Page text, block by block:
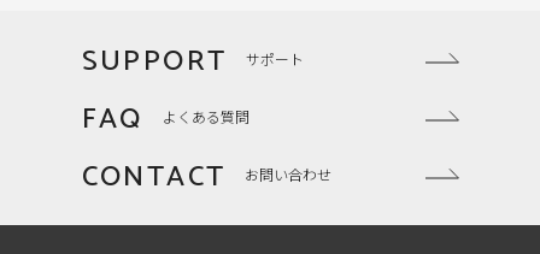
SUPPORT サポート
FAQ よくある質問
CONTACT お問い合わせ